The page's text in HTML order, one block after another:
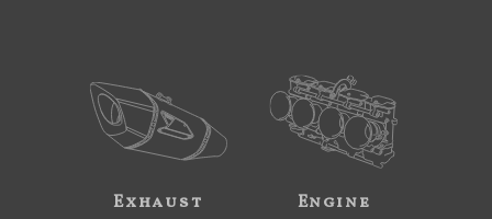
Exhaust Engine